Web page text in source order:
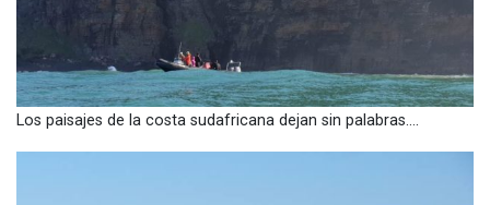
Los paisajes de la costa sudafricana dejan sin palabras….